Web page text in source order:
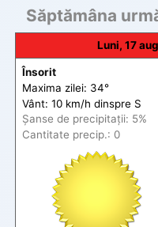
Săptămâna
Luni, 17
Însorit
Maxima zilei: 34°
Vânt: 10 km/h dinspre S
Șanse de precipitații: 5%
Cantitate precip.: 0